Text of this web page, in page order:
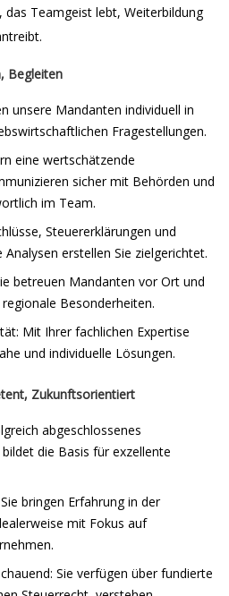
Teamgeist lebt, Weiterbildung
Begleiten
unsere Mandanten individuell in
Fragestellungen.
eine wertschätzende
sicher mit Behörden und
im Team.
Steuererklärungen und
erstellen Sie zielgerichtet.
betreuen Mandanten vor Ort und
Besonderheiten.
Mit Ihrer fachlichen Expertise
und individuelle Lösungen.
Zukunftsorientiert
abgeschlossenes
die Basis für exzellente
bringen Erfahrung in der
mit Fokus auf
Sie verfügen über fundierte